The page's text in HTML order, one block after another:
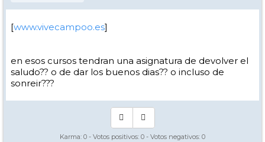
[www.vivecampoo.es]
en esos cursos tendran una asignatura de devolver el
saludo?? o de dar los buenos dias?? o incluso de
sonreir???
Karma: 0 - Votos positivos: 0 - Votos negativos: 0